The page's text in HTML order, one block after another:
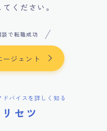
ください。
で転職成功
ジェント
バイスを詳しく知る
セツ